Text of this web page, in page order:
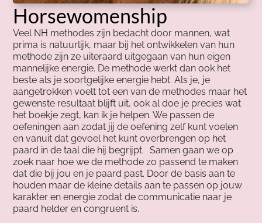
Horsewomenship
Veel NH methodes zijn bedacht door mannen, wat
prima is natuurlijk, maar bij het ontwikkelen van hun
methode zijn ze uiteraard uitgegaan van hun eigen
mannelijke energie. De methode werkt dan ook het
beste als je soortgelijke energie hebt. Als je, je
aangetrokken voelt tot een van de methodes maar het
gewenste resultaat blijft uit, ook al doe je precies wat
het boekje zegt, kan ik je helpen. We passen de
oefeningen aan zodat jij de oefening zelf kunt voelen
en vanuit dat gevoel het kunt overbrengen op het
paard in de taal die hij begrijpt. Samen gaan we op
zoek naar hoe we de methode zo passend te maken
dat die bij jou en je paard past. Door de basis aan te
houden maar de kleine details aan te passen op jouw
karakter en energie zodat de communicatie naar je
paard helder en congruent is.